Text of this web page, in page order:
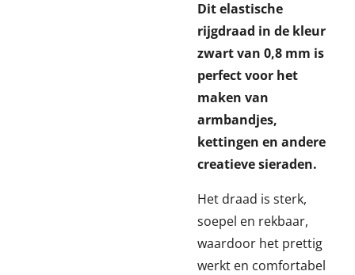
Dit elastische
rijgdraad in de kleur
zwart van 0,8 mm is
perfect voor het
maken van
armbandjes,
kettingen en andere
creatieve sieraden.
Het draad is sterk,
soepel en rekbaar,
waardoor het prettig
werkt en comfortabel